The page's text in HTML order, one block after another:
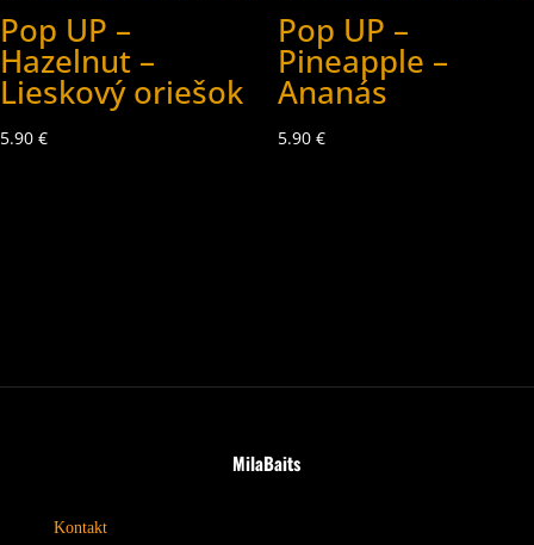
Pop UP –
Hazelnut –
Lieskový oriešok
5.90 €
Pop UP –
Pineapple –
Ananás
5.90 €
MilaBaits
Kontakt